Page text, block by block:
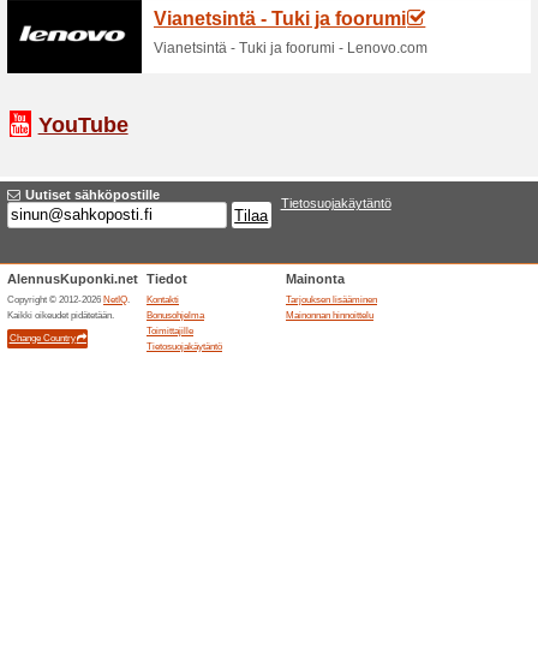
43% on toiminut Tarjoukset
Prisman verkkokauppaan
Prisma
34% on toiminut